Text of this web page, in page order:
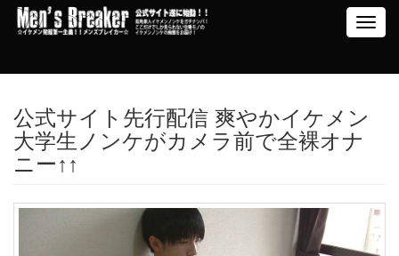
公式サイト先行配信 爽やかイケメン
大学生ノンケがカメラ前で全裸オナ
ニー↑↑